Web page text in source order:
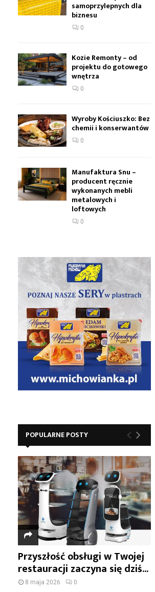
samoprzylepnych dla
biznesu
0
Kozie Remonty – od
projektu do gotowego
wnętrza
0
Wyroby Kościuszko: Bez
chemii i konserwantów
0
Manufaktura Snu –
producent ręcznie
wykonanych mebli
metalowych i
loftowych
0
POPULARNE POSTY
Przyszłość obsługi w Twojej
restauracji zaczyna się dziś...
8 maja 2026 0